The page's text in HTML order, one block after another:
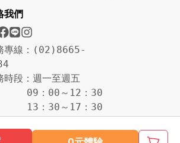
我們
專線：(02)8665-
時段：週一至週五
09：00～12：30
13：30～17：30